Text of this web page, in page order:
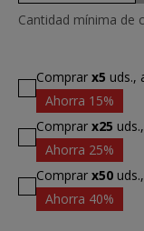
Cantidad mínima de
Comprar x5 uds.,
Ahorra 15%
Comprar x25
Ahorra 25%
Comprar x50
Ahorra 40%